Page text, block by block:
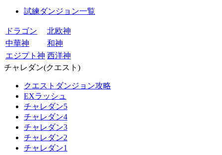
試練ダンジョン一覧
ドラゴン
北欧神
中華神
和神
エジプト神 西洋神
チャレダン(クエスト)
クエストダンジョン攻略
EXラッシュ
チャレダン5
チャレダン4
チャレダン3
チャレダン2
チャレダン1